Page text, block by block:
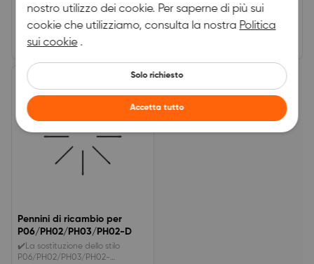
standard): adatta per Magic
Pro 27 (Gen2), Artist Pro 24 (Gen2),
Artist Pro 19&nbsp;
(Gen2);&nbsp;✔️PD52A (Pennini in
feltro):&nbsp;adatta
per&nbsp;Artist 12 3rd, Artist 16
3rd.
0.0
(0)| 0
€14,99
Artist24Pro, Artist22RPro,
Artist15.6Pro, Artist13.3Pro,
Artist12Pro, DECO Pro
0.0
(0)| 0
Pennini di ricambio per
P06/PH02/PH03/PH02-D
✔️La sostituzione dello stilo
P06/PH02/PH03/PH02-
nostro utilizzo dei cookie. Per saperne di più sui
cookie che utilizziamo, consulta la nostra Politica
sui cookie.
Solo richiesto
Accetta tutto